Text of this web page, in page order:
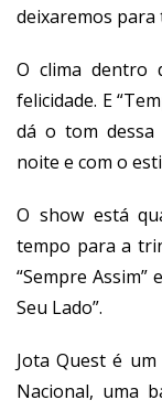
deixaremos
O clima dentro
felicidade. E
dá o tom dessa
noite e com o
O show está
tempo para a
“Sempre Assim”
Seu Lado”.
Jota Quest é
Nacional, uma